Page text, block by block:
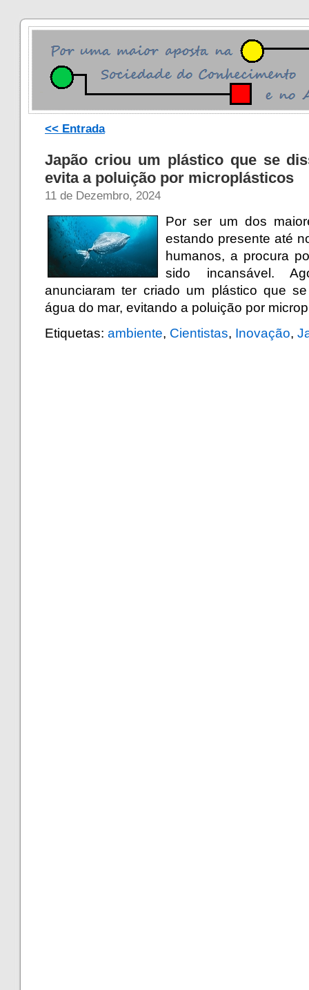
<< Entrada
Japão criou um plástico que se
evita a poluição por microplásticos
11 de Dezembro, 2024
Por ser um dos
estando presente até
humanos, a procura
sido incansável.
anunciaram ter criado um plástico que
água do mar, evitando a poluição por
Etiquetas: ambiente, Cientistas, Inovação,